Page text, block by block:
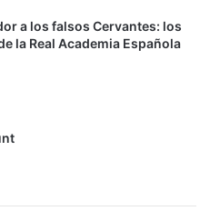
a los falsos Cervantes: los
la Real Academia Española